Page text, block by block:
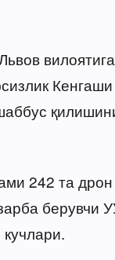
вилоятига
Кенгаши
242 та
берувчи